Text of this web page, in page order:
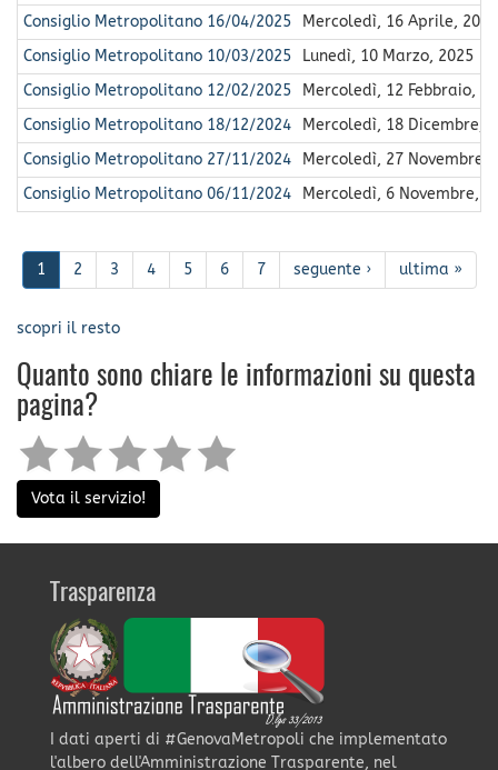
Consiglio Metropolitano 16/04/2025
Mercoledì, 16 Aprile, 2025
Consiglio Metropolitano 10/03/2025
Lunedì, 10 Marzo, 2025
Consiglio Metropolitano 12/02/2025
Mercoledì, 12 Febbraio,
Consiglio Metropolitano 18/12/2024
Mercoledì, 18 Dicembre,
Consiglio Metropolitano 27/11/2024
Mercoledì, 27 Novembre,
Consiglio Metropolitano 06/11/2024
Mercoledì, 6 Novembre,
1 2 3 4 5 6 7 seguente › ultima »
scopri il resto
Quanto sono chiare le informazioni su questa
pagina?
Vota il servizio!
Trasparenza
I dati aperti di #GenovaMetropoli che implementato
l'albero dell'Amministrazione Trasparente, nel